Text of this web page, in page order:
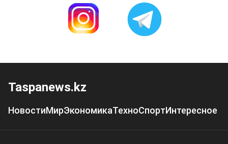
Taspanews.kz
НовостиМирЭкономикаТехноСпортИнтересное